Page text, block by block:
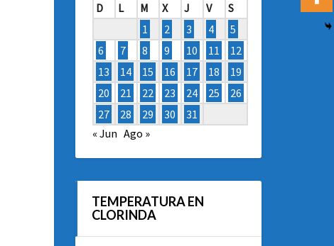
D
L M X J V
S
1
2 3 4
5
6
7 8 9 10 11
12
13
14 15 16 17 18
19
20
21 22 23 24 25
26
27
28 29 30
31
« Jun Ago »
TEMPERATURA EN
CLORINDA